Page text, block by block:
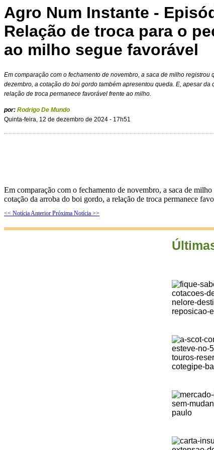
Agro Num Instante -
Relação de troca para o
ao milho segue favorável
Em comparação com o fechamento de novembro, a saca de milho
dezembro, a cotação do boi gordo também apresentou queda. E, apesar
relação de troca permanece favorável frente ao milho.
por: Rodrigo De Mundo
Quinta-feira, 12 de dezembro de 2024 - 17h51
Em comparação com o fechamento de novembro, a saca de
cotação da arroba do boi gordo, a relação de troca permanece
<< Notícia Anterior Próxima Notícia >>